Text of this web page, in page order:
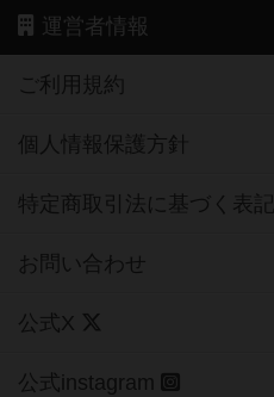
運営者情報
ご利用規約
個人情報保護方針
特定商取引法に基づく表記
お問い合わせ
公式X
公式instagram